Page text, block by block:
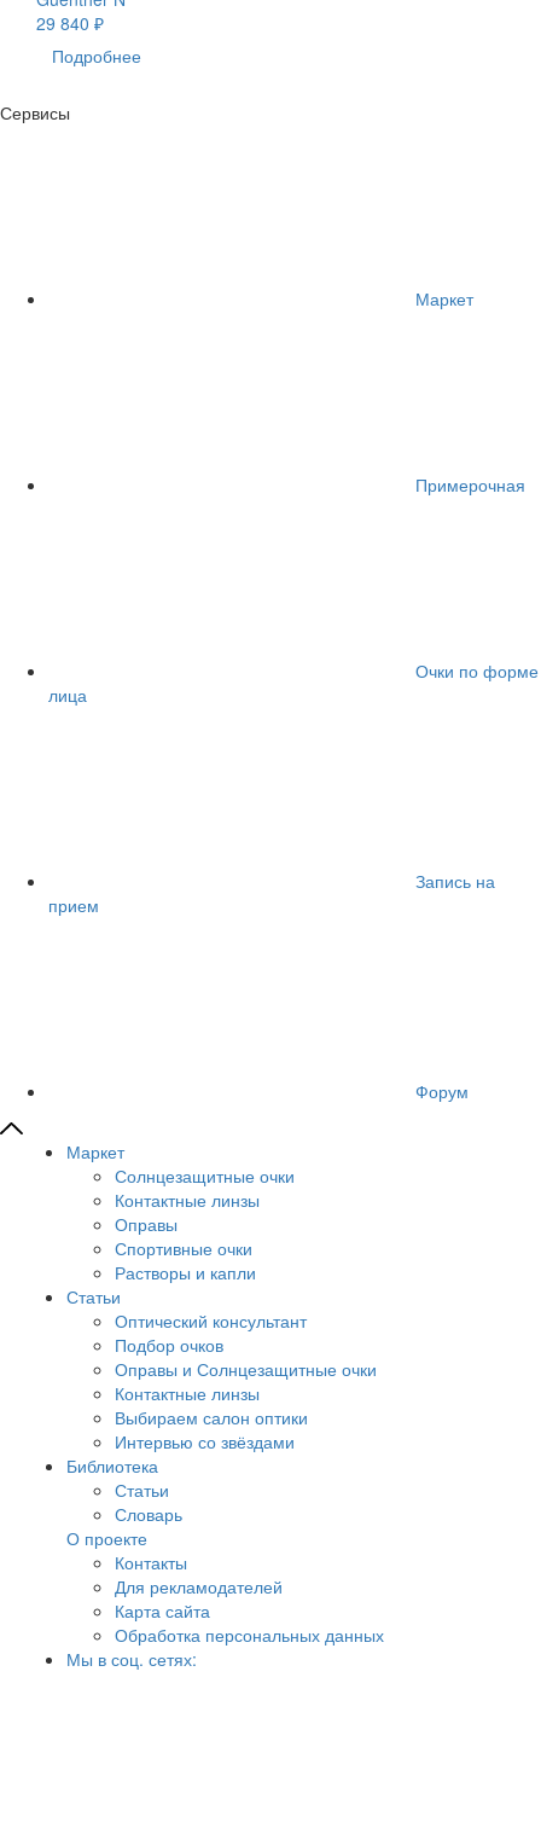
29 840 ₽
Подробнее
Сервисы
Маркет
Примерочная
Очки по форме
лица
Запись на
прием
Форум
Маркет
Солнцезащитные очки
Контактные линзы
Оправы
Спортивные очки
Растворы и капли
Статьи
Оптический консультант
Подбор очков
Оправы и Солнцезащитные очки
Контактные линзы
Выбираем салон оптики
Интервью со звёздами
Библиотека
Статьи
Словарь
О проекте
Контакты
Для рекламодателей
Карта сайта
Обработка персональных данных
Мы в соц. сетях: